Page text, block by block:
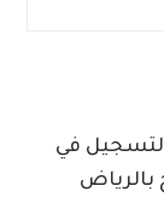
في
بالرياض